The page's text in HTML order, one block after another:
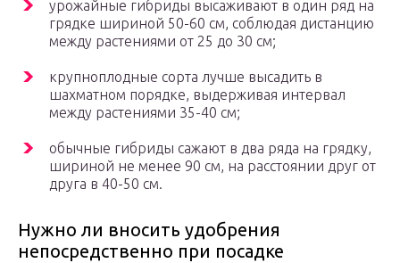
урожайные гибриды высаживают в один ряд на
грядке шириной 50-60 см, соблюдая дистанцию
между растениями от 25 до 30 см;
крупноплодные сорта лучше высадить в
шахматном порядке, выдерживая интервал
между растениями 35-40 см;
обычные гибриды сажают в два ряда на грядку,
шириной не менее 90 см, на расстоянии друг от
друга в 40-50 см.
Нужно ли вносить удобрения
непосредственно при посадке